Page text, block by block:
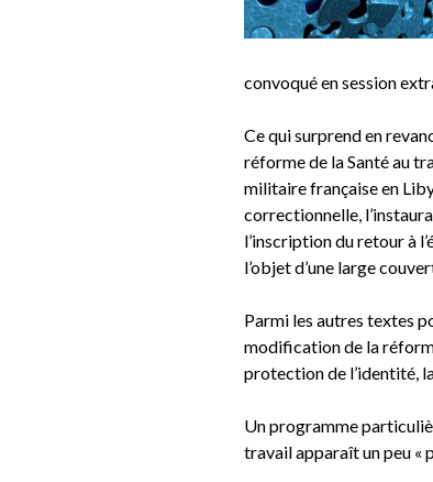
convoqué en session
Ce qui surprend en
réforme de la Santé au
militaire française en
correctionnelle,
l’inscription du retour à
l’objet d’une large
Parmi les autres textes
modification de la
protection de l’identité,
Un programme
travail apparaît un peu «